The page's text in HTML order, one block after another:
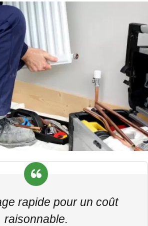
rapide pour un coût
raisonnable.